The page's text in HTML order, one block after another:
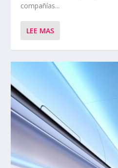
compañías...
LEE MAS